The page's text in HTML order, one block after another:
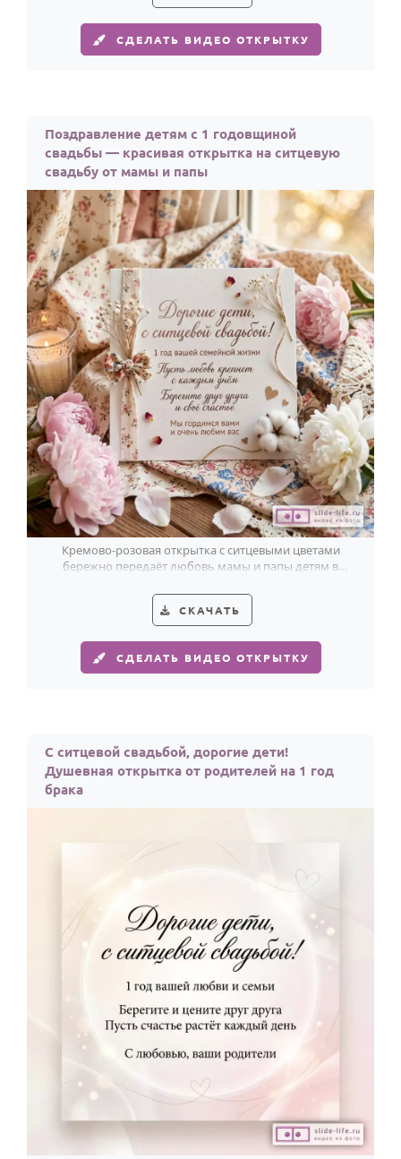
СДЕЛАТЬ ВИДЕО ОТКРЫТКУ
Поздравление детям с 1 годовщиной
свадьбы — красивая открытка на ситцевую
свадьбу от мамы и папы
Кремово-розовая открытка с ситцевыми цветами
бережно передаёт любовь мамы и папы детям в
СКАЧАТЬ
СДЕЛАТЬ ВИДЕО ОТКРЫТКУ
С ситцевой свадьбой, дорогие дети!
Душевная открытка от родителей на 1 год
брака